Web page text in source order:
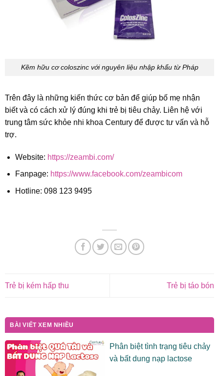
Kẽm hữu cơ coloszinc với nguyên liệu nhập khẩu từ Pháp
Trên đây là những kiến thức cơ bản để giúp bố mẹ nhận
biết và có cách xử lý đúng khi trẻ bị tiêu chảy. Liên hệ với
trung tâm sức khỏe nhi khoa Century để được tư vấn và hỗ
trợ.
Website: https://zeambi.com/
Fanpage: https://www.facebook.com/zeambicom
Hotline: 098 123 9495
Trẻ bị kém hấp thu Trẻ bị táo bón
BÀI VIẾT XEM NHIỀU
Phân biệt tình trạng tiêu chảy
và bất dung nạp lactose